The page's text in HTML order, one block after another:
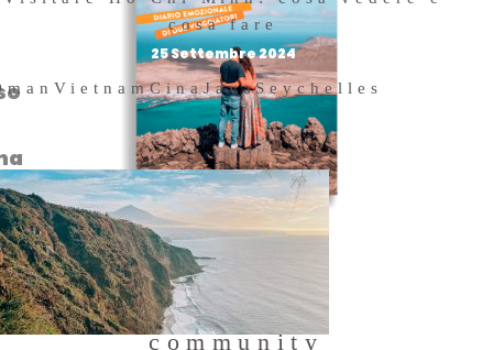
cosa fare
25 Settembre 2024
VietnamCinaJavaSeychelles
Entra a far
parte della
community